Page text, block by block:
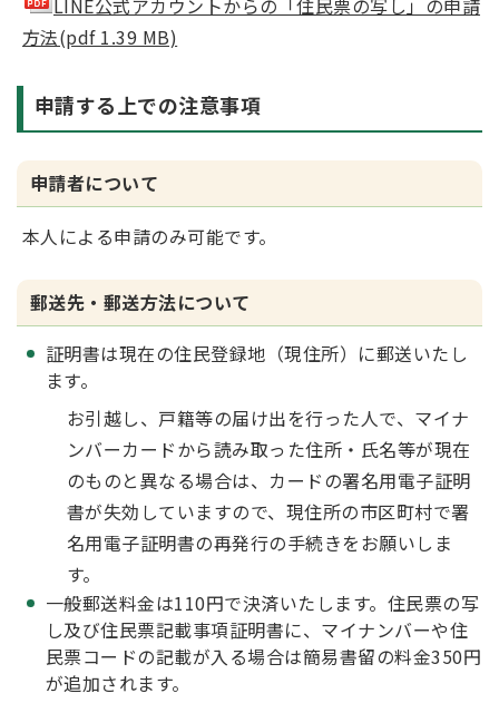
LINE公式アカウントからの「住民票の写し」の申請
方法(pdf 1.39 MB)
申請する上での注意事項
申請者について
本人による申請のみ可能です。
郵送先・郵送方法について
証明書は現在の住民登録地（現住所）に郵送いたし
ます。
お引越し、戸籍等の届け出を行った人で、マイナ
ンバーカードから読み取った住所・氏名等が現在
のものと異なる場合は、カードの署名用電子証明
書が失効していますので、現住所の市区町村で署
名用電子証明書の再発行の手続きをお願いしま
す。
一般郵送料金は110円で決済いたします。住民票の写
し及び住民票記載事項証明書に、マイナンバーや住
民票コードの記載が入る場合は簡易書留の料金350円
が追加されます。